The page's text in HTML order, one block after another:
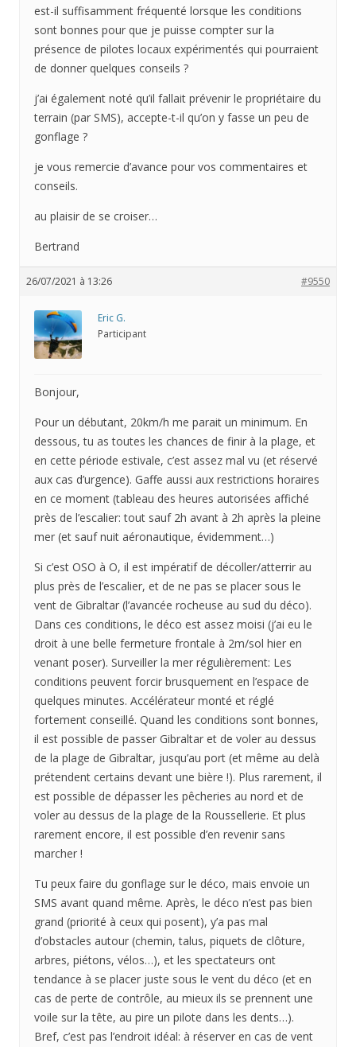
est-il suffisamment fréquenté lorsque les conditions
sont bonnes pour que je puisse compter sur la
présence de pilotes locaux expérimentés qui pourraient
de donner quelques conseils ?
j’ai également noté qu’il fallait prévenir le propriétaire du
terrain (par SMS), accepte-t-il qu’on y fasse un peu de
gonflage ?
je vous remercie d’avance pour vos commentaires et
conseils.
au plaisir de se croiser…
Bertrand
26/07/2021 à 13:26 #9550
Eric G.
Participant
Bonjour,
Pour un débutant, 20km/h me parait un minimum. En
dessous, tu as toutes les chances de finir à la plage, et
en cette période estivale, c’est assez mal vu (et réservé
aux cas d’urgence). Gaffe aussi aux restrictions horaires
en ce moment (tableau des heures autorisées affiché
près de l’escalier: tout sauf 2h avant à 2h après la pleine
mer (et sauf nuit aéronautique, évidemment…)
Si c’est OSO à O, il est impératif de décoller/atterrir au
plus près de l’escalier, et de ne pas se placer sous le
vent de Gibraltar (l’avancée rocheuse au sud du déco).
Dans ces conditions, le déco est assez moisi (j’ai eu le
droit à une belle fermeture frontale à 2m/sol hier en
venant poser). Surveiller la mer régulièrement: Les
conditions peuvent forcir brusquement en l’espace de
quelques minutes. Accélérateur monté et réglé
fortement conseillé. Quand les conditions sont bonnes,
il est possible de passer Gibraltar et de voler au dessus
de la plage de Gibraltar, jusqu’au port (et même au delà
prétendent certains devant une bière !). Plus rarement, il
est possible de dépasser les pêcheries au nord et de
voler au dessus de la plage de la Roussellerie. Et plus
rarement encore, il est possible d’en revenir sans
marcher !
Tu peux faire du gonflage sur le déco, mais envoie un
SMS avant quand même. Après, le déco n’est pas bien
grand (priorité à ceux qui posent), y’a pas mal
d’obstacles autour (chemin, talus, piquets de clôture,
arbres, piétons, vélos…), et les spectateurs ont
tendance à se placer juste sous le vent du déco (et en
cas de perte de contrôle, au mieux ils se prennent une
voile sur la tête, au pire un pilote dans les dents…).
Bref, c’est pas l’endroit idéal: à réserver en cas de vent